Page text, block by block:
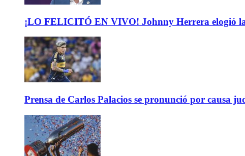
¡LO FELICITÓ EN VIVO! Johnny Herrera elogió
Prensa de Carlos Palacios se pronunció por causa